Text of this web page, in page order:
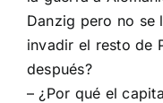
Danzig pero no se
invadir el resto de
después?
– ¿Por qué el